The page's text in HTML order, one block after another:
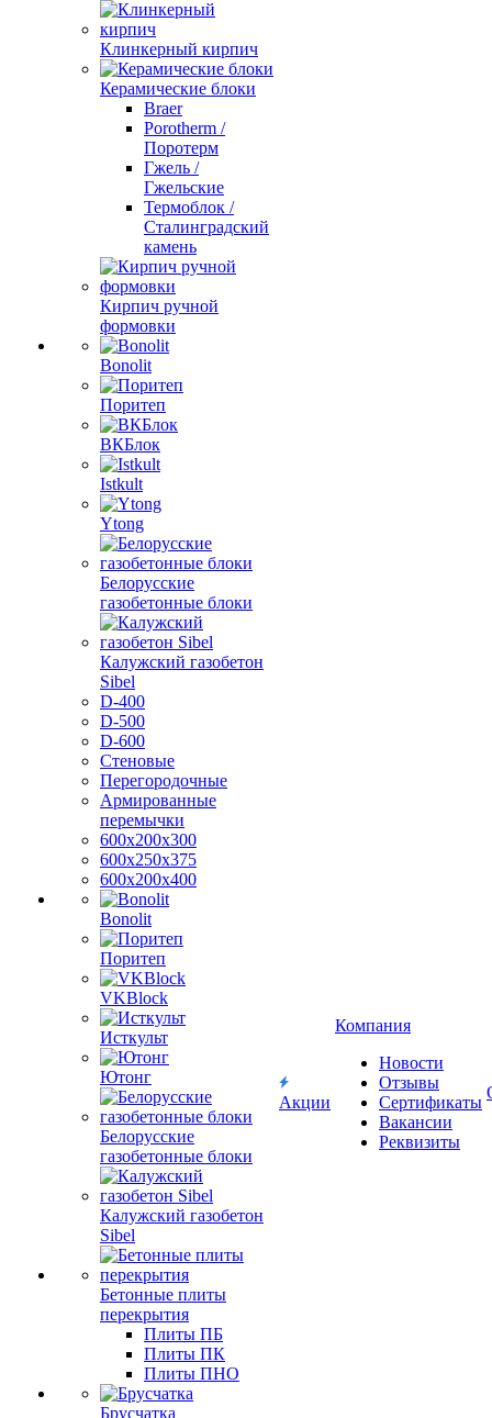
Клинкерный кирпич
Керамические блоки
Braer
Porotherm /
Поротерм
Гжель /
Гжельские
Термоблок /
Сталинградский
камень
Кирпич ручной
формовки
Bonolit
Поритеп
ВКБлок
Istkult
Ytong
Белорусские
газобетонные блоки
Калужский газобетон
Sibel
D-400
D-500
D-600
Стеновые
Перегородочные
Армированные
перемычки
600х200х300
600х250х375
600х200х400
Bonolit
Поритеп
VKBlock
Исткульт
Ютонг
Белорусские
газобетонные блоки
Калужский газобетон
Sibel
Бетонные плиты
перекрытия
Плиты ПБ
Плиты ПК
Плиты ПНО
Брусчатка
Акции
Компания
Новости
Отзывы
Сертификаты
Вакансии
Реквизиты